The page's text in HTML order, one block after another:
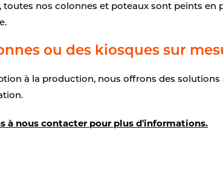
toutes nos colonnes et poteaux sont peints en
ou des kiosques sur
à la production, nous offrons des
à nous contacter pour plus d'informations.